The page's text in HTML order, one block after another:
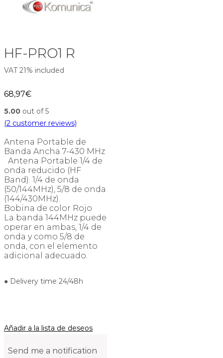
HF-PRO1 R
VAT 21% included
68,97€
5.00 out of 5
(2 customer reviews)
Antena Portable de
Banda Ancha 7-430 MHz
Antena Portable 1/4 de
onda reducido (HF
Band). 1/4 de onda
(50/144MHz), 5/8 de onda
(144/430MHz).
Bobina de color Rojo
La banda 144MHz puede
operar en ambas, 1/4 de
onda y como 5/8 de
onda, con el elemento
adicional adecuado.
● Delivery time 24/48h
Añadir a la lista de deseos
Send me a notification